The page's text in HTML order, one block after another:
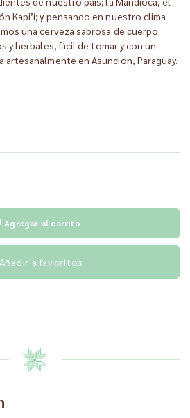
Kapi’i; y pensando en nuestro clima
una cerveza sabrosa de cuerpo
y herbales, fácil de tomar y con un
artesanalmente en Asuncion, Paraguay.
Agregar al carrito
Añadir a favoritos